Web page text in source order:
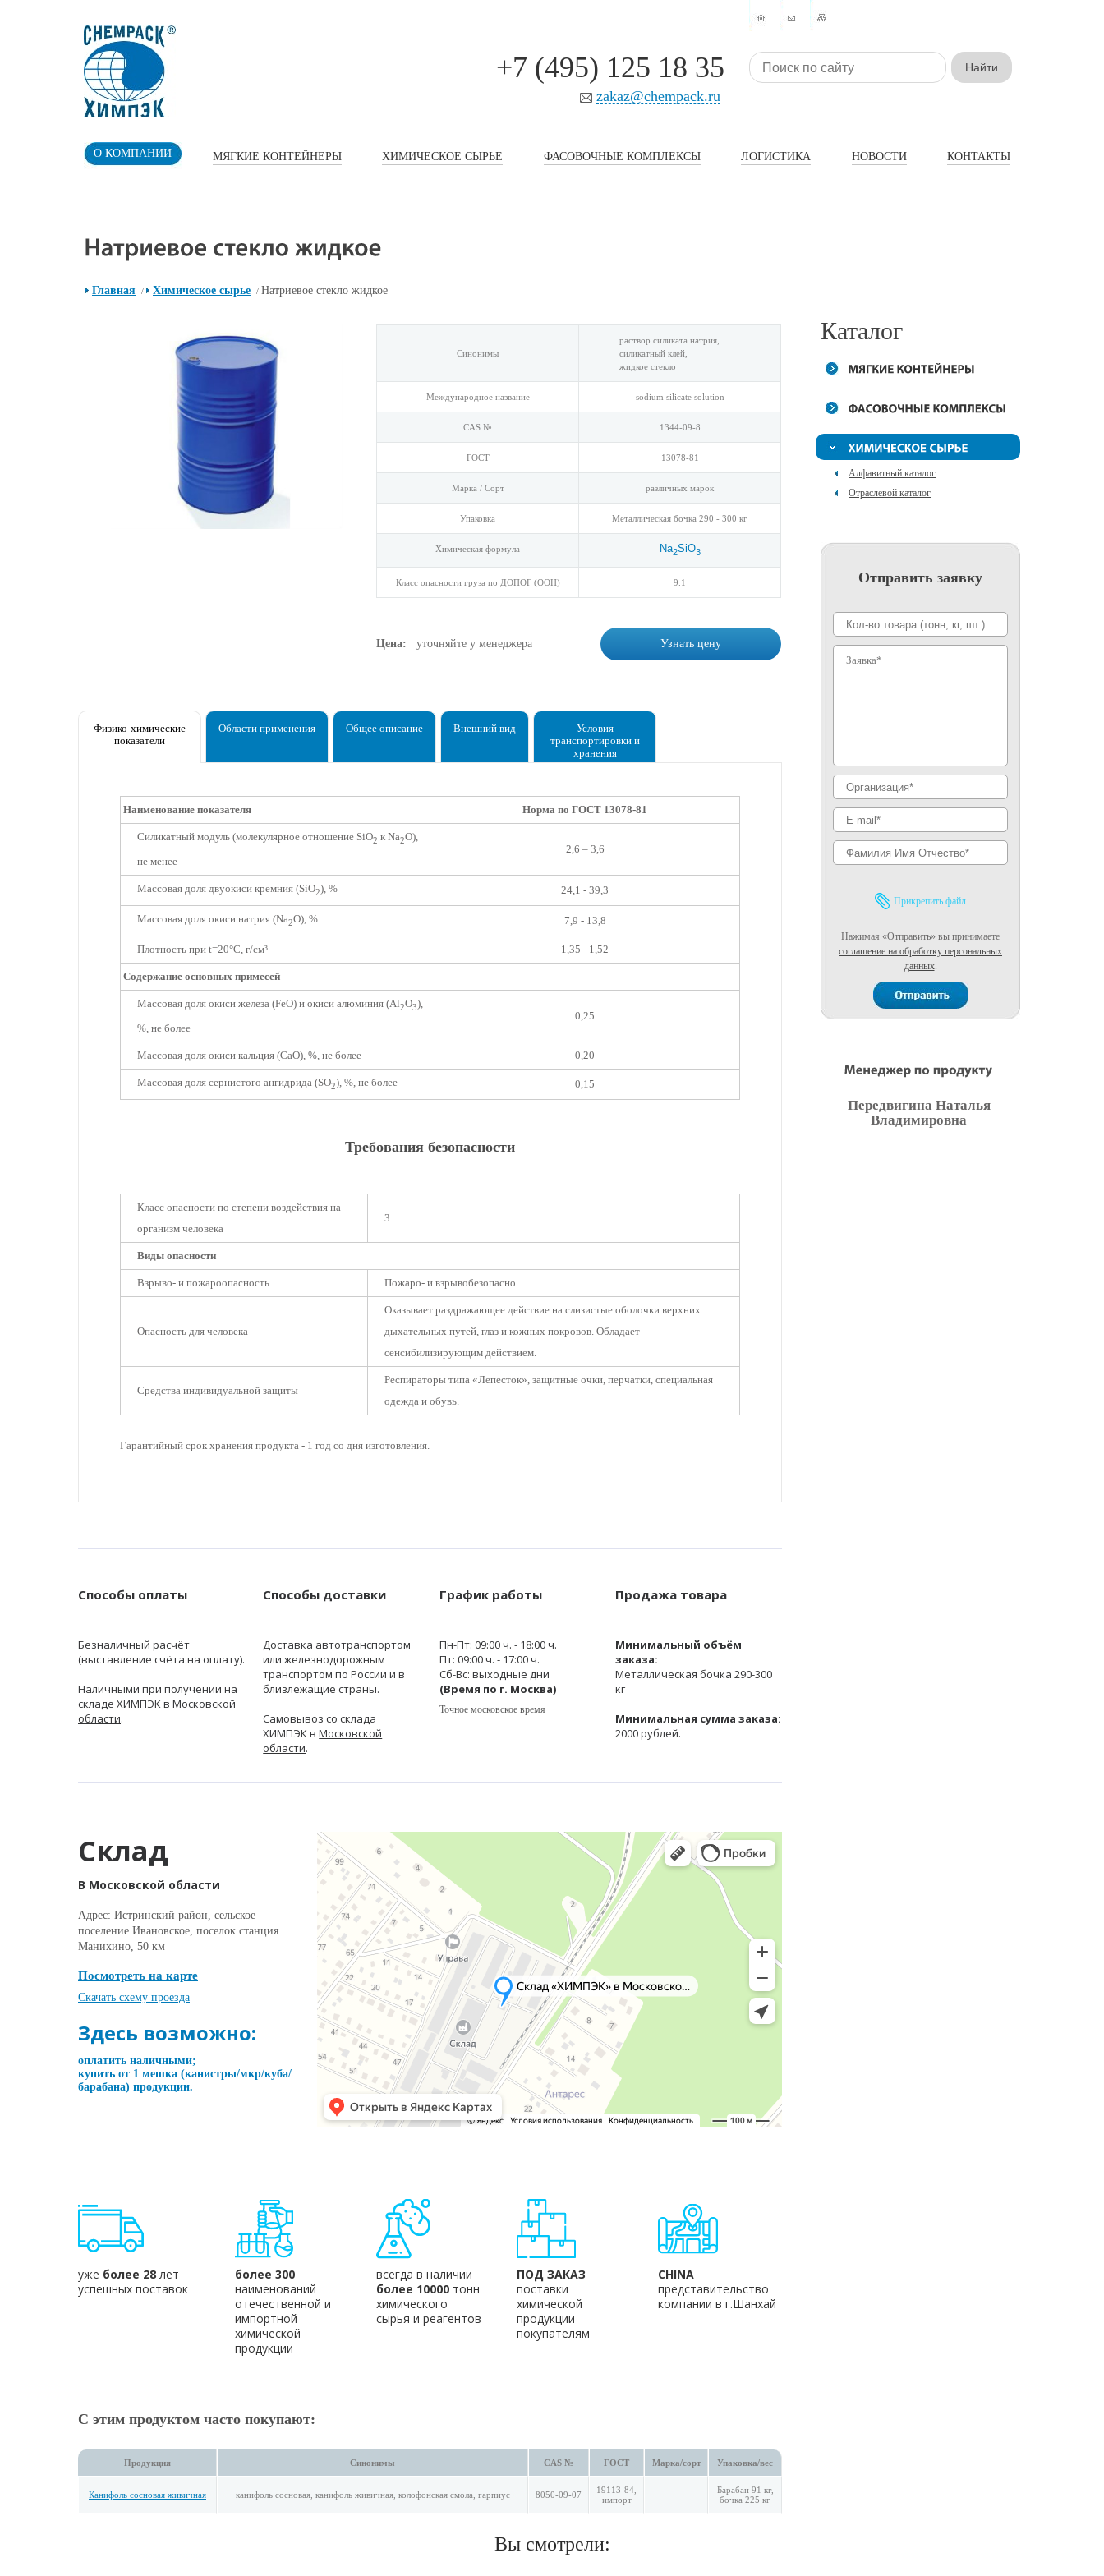
+7 (495) 125 18 35
zakaz@chempack.ru
О КОМПАНИИ МЯГКИЕ КОНТЕЙНЕРЫ ХИМИЧЕСКОЕ СЫРЬЕ ФАСОВОЧНЫЕ КОМПЛЕКСЫ ЛОГИСТИКА НОВОСТИ КОНТАКТЫ
Главная / Химическое сырье / Натриевое стекло жидкое
Синонимы
раствор силиката натрия,
силикатный клей,
жидкое стекло
Международное название sodium silicate solution
CAS № 1344-09-8
ГОСТ 13078-81
Марка / Сорт различных марок
Упаковка Металлическая бочка 290 - 300 кг
Химическая формула Na2SiO3
Класс опасности груза по ДОПОГ (ООН) 9.1
Цена: уточняйте у менеджера Узнать цену
Физико-химические
показатели
Области применения Общее описание Внешний вид
Условия
транспортировки и
хранения
Наименование показателя Норма по ГОСТ 13078-81
Силикатный модуль (молекулярное отношение SiO2 к Na2O),
не менее
2,6 – 3,6
Массовая доля двуокиси кремния (SiO2), % 24,1 - 39,3
Массовая доля окиси натрия (Na2O), % 7,9 - 13,8
Плотность при t=20°С, г/см³ 1,35 - 1,52
Содержание основных примесей
Массовая доля окиси железа (FeO) и окиси алюминия (Al2O3),
%, не более
0,25
Массовая доля окиси кальция (CaO), %, не более 0,20
Массовая доля сернистого ангидрида (SO2), %, не более 0,15
Требования безопасности
Класс опасности по степени воздействия на
организм человека
3
Виды опасности
Взрыво- и пожароопасность Пожаро- и взрывобезопасно.
Опасность для человека
Оказывает раздражающее действие на слизистые оболочки верхних
дыхательных путей, глаз и кожных покровов. Обладает
сенсибилизирующим действием.
Средства индивидуальной защиты
Респираторы типа «Лепесток», защитные очки, перчатки, специальная
одежда и обувь.
Гарантийный срок хранения продукта - 1 год со дня изготовления.
Способы оплаты
Безналичный расчёт
(выставление счёта на оплату).
Наличными при получении на
складе ХИМПЭК в Московской
области.
Способы доставки
Доставка автотранспортом
или железнодорожным
транспортом по России и в
близлежащие страны.
Самовывоз со склада
ХИМПЭК вМосковской
области.
График работы
Пн-Пт: 09:00 ч. - 18:00 ч.
Пт: 09:00 ч. - 17:00 ч.
Сб-Вс: выходные дни
(Время по г. Москва)
Точное московское время
Продажа товара
Минимальный объём
заказа:
Металлическая бочка 290-300
кг
Минимальная сумма заказа:
2000 рублей.
Склад
В Московской области
Адрес: Истринский район, сельское
поселение Ивановское, поселок станция
Манихино, 50 км
Посмотреть на карте
Скачать схему проезда
Здесь возможно:
оплатить наличными;
купить от 1 мешка (канистры/мкр/куба/
барабана) продукции.
уже более 28 лет
успешных поставок
более 300
наименований
отечественной и
импортной
химической
продукции
всегда в наличии
более 10000тонн
химического
сырья и реагентов
ПОД ЗАКАЗ
поставки
химической
продукции
покупателям
CHINA
представительство
компании в г.Шанхай
С этим продуктом часто покупают:
Продукция Синонимы CAS № ГОСТ Марка/сорт Упаковка/вес
Канифоль сосновая живичная канифоль сосновая, канифоль живичная, колофонская смола, гарпиус 8050-09-07
19113-84,
импорт
Барабан 91 кг,
бочка 225 кг
Каталог
Алфавитный каталог
Отраслевой каталог
Отправить заявку
Прикрепить файл
Нажимая «Отправить» вы принимаете
соглашение на обработку персональных
данных.
Передвигина Наталья
Владимировна
Вы смотрели: